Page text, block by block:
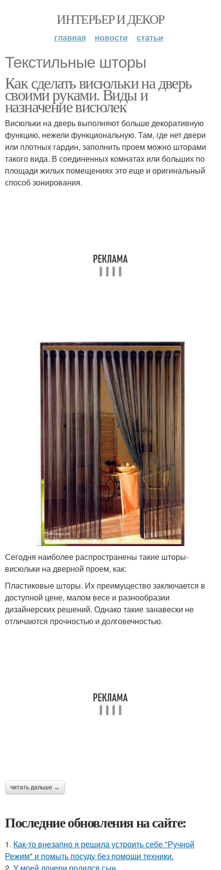
ИНТЕРЬЕР И ДЕКОР
главная новости статьи
Текстильные шторы
Как сделать висюльки на дверь
своими руками. Виды и
назначение висюлек
Висюльки на дверь выполняют больше декоративную
функцию, нежели функциональную. Там, где нет двери
или плотных гардин, заполнить проем можно шторами
такого вида. В соединенных комнатах или больших по
площади жилых помещениях это еще и оригинальный
способ зонирования.
Сегодня наиболее распространены такие шторы-
висюльки на дверной проем, как:
Пластиковые шторы. Их преимущество заключается в
доступной цене, малом весе и разнообразии
дизайнерских решений. Однако такие занавески не
отличаются прочностью и долговечностью.
читать дальше →
Последние обновления на сайте:
1. Как-то внезапно я решила устроить себе "Ручной
Режим" и помыть посуду без помощи техники.
2. У моей дочери родился сын.